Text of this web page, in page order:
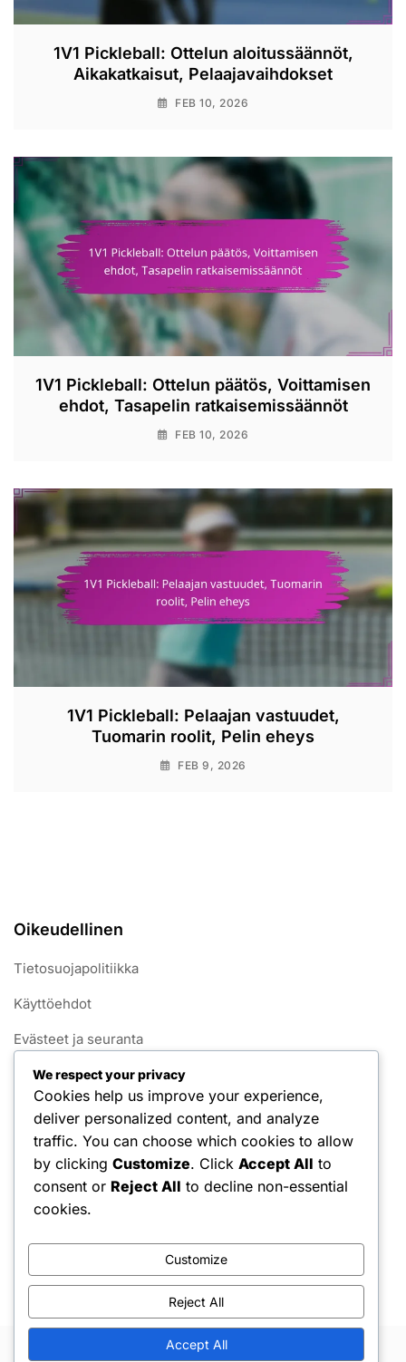
1V1 Pickleball: Ottelun aloitussäännöt,
Aikakatkaisut, Pelaajavaihdokset
FEB 10, 2026
1V1 Pickleball: Ottelun päätös, Voittamisen
ehdot, Tasapelin ratkaisemissäännöt
FEB 10, 2026
1V1 Pickleball: Pelaajan vastuudet,
Tuomarin roolit, Pelin eheys
FEB 9, 2026
Oikeudellinen
Tietosuojapolitiikka
Käyttöehdot
Evästeet ja seuranta
Ota yhteyttä meihin
Tietoja
Kategoriat
Pelin säännöt 1v1 Pickleballissa
Rikkomussäännöt 1v1 pickleballissa
We respect your privacy
Cookies help us improve your experience,
deliver personalized content, and analyze
traffic. You can choose which cookies to allow
by clicking Customize. Click Accept All to
consent or Reject All to decline non-essential
cookies.
Customize
Reject All
Accept All